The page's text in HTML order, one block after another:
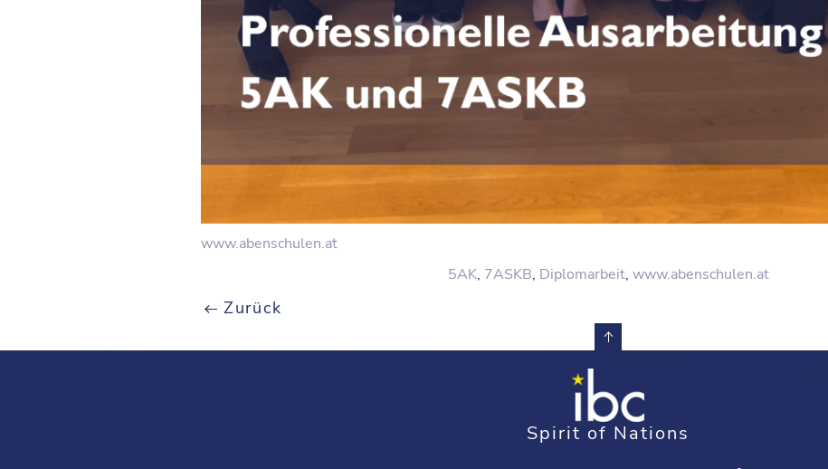
www.abenschulen.at
5AK, 7ASKB, Diplomarbeit, www.abenschulen.at
Zurück
Spirit of Nations